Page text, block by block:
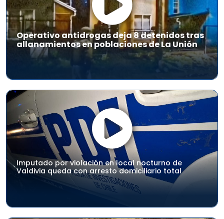
Operativo antidrogas deja 8 detenidos tras
allanamientos en poblaciones de La Unión
Imputado por violación en local nocturno de
Valdivia queda con arresto domiciliario total